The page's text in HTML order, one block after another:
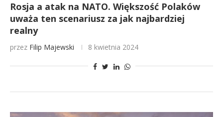
Rosja a atak na NATO. Większość Polaków
uważa ten scenariusz za jak najbardziej
realny
przez Filip Majewski 8 kwietnia 2024